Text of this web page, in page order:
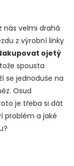
nás velmi drahá
z výrobní linky
ojetý
spousta
se jednoduše na
Osud
je třeba si dát
problém a jaké